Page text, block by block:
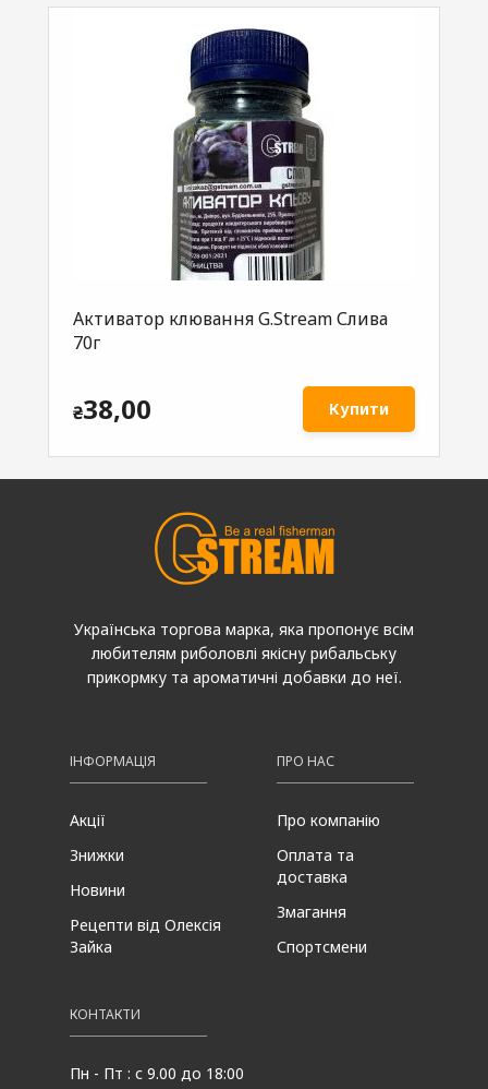
Активатор клювання G.Stream Слива
70г
₴38,00 Купити
Українська торгова марка, яка пропонує всім
любителям риболовлі якісну рибальську
прикормку та ароматичні добавки до неї.
ІНФОРМАЦІЯ
Акції
Знижки
Новини
Рецепти від Олексія
Зайка
ПРО НАС
Про компанію
Оплата та
доставка
Змагання
Спортсмени
КОНТАКТИ
Пн - Пт : с 9.00 до 18:00